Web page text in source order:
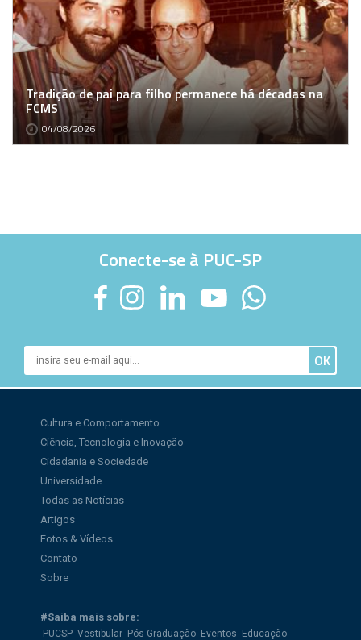
Tradição de pai para filho permanece há décadas na
FCMS
04/08/2026
Conecte-se à PUC-SP
Cultura e Comportamento
Ciência, Tecnologia e Inovação
Cidadania e Sociedade
Universidade
Todas as Notícias
Artigos
Fotos & Vídeos
Contato
Sobre
#Saiba mais sobre:
PUCSP Vestibular Pós-Graduação Eventos Educação